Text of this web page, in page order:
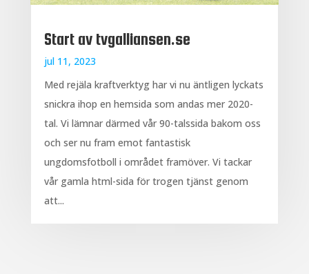
Start av tvgalliansen.se
jul 11, 2023
Med rejäla kraftverktyg har vi nu äntligen lyckats
snickra ihop en hemsida som andas mer 2020-
tal. Vi lämnar därmed vår 90-talssida bakom oss
och ser nu fram emot fantastisk
ungdomsfotboll i området framöver. Vi tackar
vår gamla html-sida för trogen tjänst genom
att...